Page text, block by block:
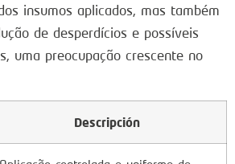
insumos aplicados, mas também
de desperdícios e possíveis
uma preocupação crescente no
Descripción